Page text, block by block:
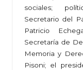
sociales;
Secretario del
Patricio
Secretaría de
Memoria y
Pisoni; el